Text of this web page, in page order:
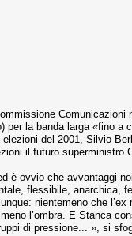
la banda larga «fino
del 2001, Silvio
il futuro super­ministro
è ovvio che avvantaggi
flessibile, anarchica,
nientemeno che
l’ombra. E Stanca
di pressio­ne... », si